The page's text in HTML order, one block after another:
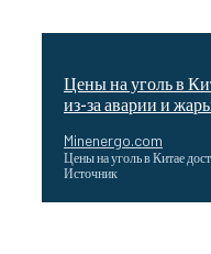
Цены на уголь в
из-за аварии и
Minenergo.com
Цены на уголь в Китае
Источник